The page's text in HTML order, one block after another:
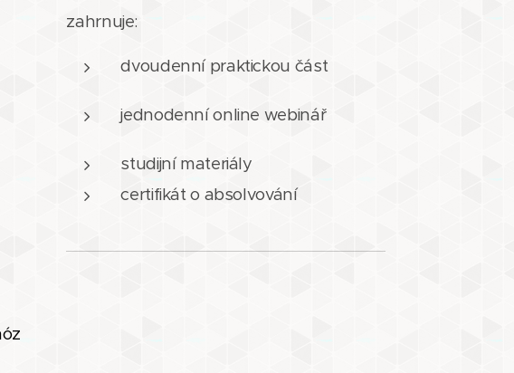
zahrnuje:
dvoudenní praktickou část
jednodenní online webinář
studijní materiály
certifikát o absolvování